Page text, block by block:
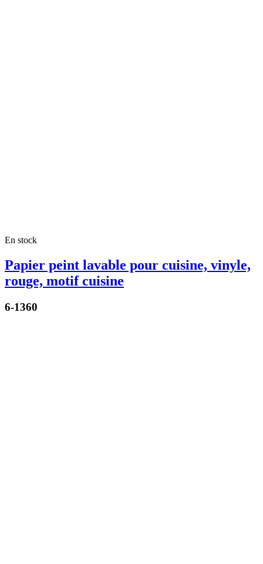
En stock
Papier peint lavable pour cuisine, vinyle,
rouge, motif cuisine
6-1360